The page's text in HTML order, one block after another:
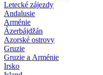
Letecké zájezdy
Andalusie
Arménie
Ázerbájdžán
Azorské ostrovy
Gruzie
Gruzie a Arménie
Irsko